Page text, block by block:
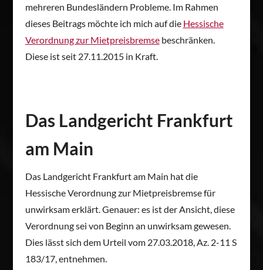
mehreren Bundesländern Probleme. Im Rahmen
dieses Beitrags möchte ich mich auf die Hessische
Verordnung zur Mietpreisbremsebeschränken.
Diese ist seit 27.11.2015 in Kraft.
Das Landgericht Frankfurt
am Main
Das Landgericht Frankfurt am Main hat die
Hessische Verordnung zur Mietpreisbremse für
unwirksam erklärt. Genauer: es ist der Ansicht, diese
Verordnung sei von Beginn an unwirksam gewesen.
Dies lässt sich dem Urteil vom 27.03.2018, Az. 2-11 S
183/17, entnehmen.